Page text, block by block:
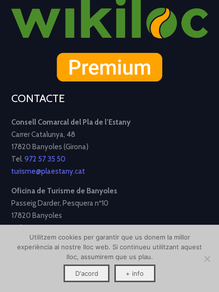
CONTACTE
Consell Comarcal del Pla de l’Estany
Carrer Catalunya, 48
17820 Banyoles (Girona)
Tel. 972 57 35 50
turisme@plaestany.cat
Oficina de Turisme de Banyoles
Passeig Darder, Pesquera nº10
17820 Banyoles
Tel.972 58 34 70
turisme@ajbanyoles.org
[Política de Privacitat][Política de Cookies]
Disseny i desenvolupament perCreative Corner
Utilitzem cookies per garantir que us donem la millor
experiència al nostre lloc web. Si continueu utilitzant aquest
lloc, assumirem que us plau.
D'acord + info